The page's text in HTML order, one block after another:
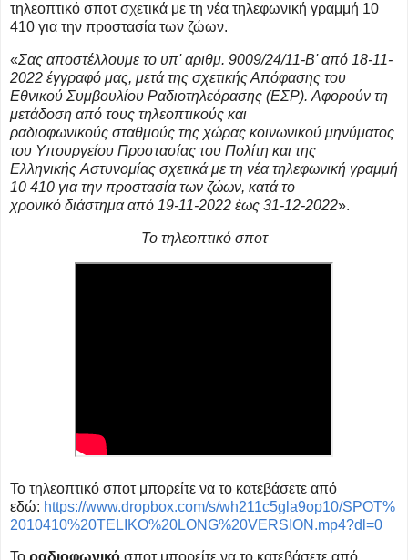
τηλεοπτικό σποτ σχετικά με τη νέα τηλεφωνική γραμμή 10
410 για την προστασία των ζώων.
«Σας αποστέλλουμε το υπ' αριθμ. 9009/24/11-Β'από 18-11-
2022 έγγραφό μας, μετά της σχετικής Απόφασης του
Εθνικού Συμβουλίου Ραδιοτηλεόρασης (ΕΣΡ). Αφορούν τη
μετάδοση από τους τηλεοπτικούς και
ραδιοφωνικούς σταθμούς της χώρας κοινωνικού μηνύματος
του Υπουργείου Προστασίας του Πολίτη και της
Ελληνικής Αστυνομίας σχετικά με τη νέατηλεφωνική γραμμή
10 410 για την προστασία των ζώων, κατά το
χρονικό διάστημα από 19-11-2022 έως 31-12-2022».
Το τηλεοπτικό σποτ
Το τηλεοπτικό σποτ μπορείτε να το κατεβάσετε από
εδώ: https://www.dropbox.com/s/wh211c5gla9op10/SPOT%
2010410%20TELIKO%20LONG%20VERSION.mp4?dl=0